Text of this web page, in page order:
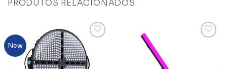
PRODUTOS RELACIONADOS
New
Add to
wishlist